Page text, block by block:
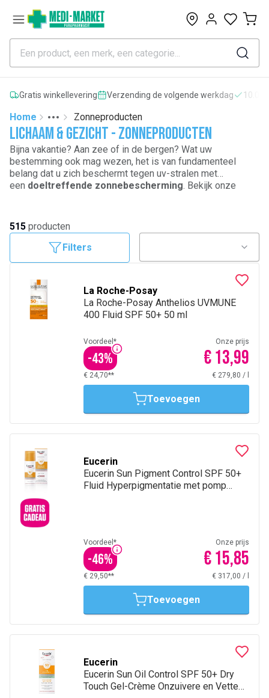
0
Gratis winkellevering Verzending de volgende werkdag
Home
More
Toggle menu
Zonneproducten
Lichaam & gezicht - Zonneproducten
Bijna vakantie? Aan zee of in de bergen? Wat uw
bestemming ook mag wezen, het is van fundamenteel
belang dat u zich beschermt tegen uv-stralen met
een doeltreffende zonnebescherming. Bekijk onze
zonnecrèmes voor het gezicht
baby en kind,zonnebescherming voor uw haar,
zonnebescherming voor uw lippen
een langere bruine teint
crèmes voor zonnebrand
515 producten
Filters
La Roche-Posay
La Roche-Posay Anthelios UVMUNE
400 Fluid SPF 50+ 50 ml
Voordeel*
-43%
Onze prijs
€ 13,99
€ 24,70** € 279,80 /
Toevoegen
Eucerin
Eucerin Sun Pigment Control SPF 50+
Fluid Hyperpigmentatie met pomp
Voordeel*
-46%
Onze prijs
€ 15,85
€ 29,50** € 317,00 /
Toevoegen
Eucerin
Eucerin Sun Oil Control SPF 50+ Dry
Touch Gel-Crème Onzuivere en Vette